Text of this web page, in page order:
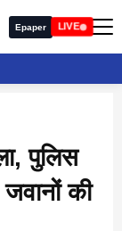
Epaper LIVE
पुलिस
की